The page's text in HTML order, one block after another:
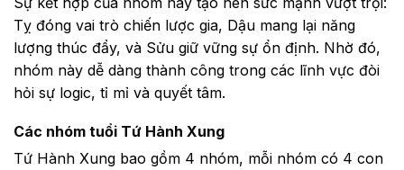
Tỵ đóng vai trò chiến lược gia, Dậu mang lại năng
lượng thúc đẩy, và Sửu giữ vững sự ổn định. Nhờ đó,
nhóm này dễ dàng thành công trong các lĩnh vực đòi
hỏi sự logic, tỉ mỉ và quyết tâm.
Các nhóm tuổi Tứ Hành Xung
Tứ Hành Xung bao gồm 4 nhóm, mỗi nhóm có 4 con